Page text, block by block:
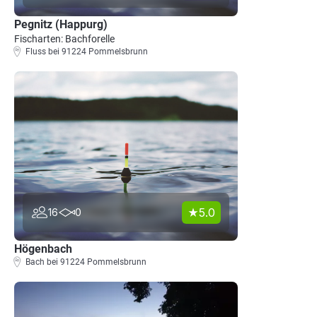
Pegnitz (Happurg)
Fischarten: Bachforelle
Fluss bei 91224 Pommelsbrunn
16 0 5.0
Högenbach
Bach bei 91224 Pommelsbrunn